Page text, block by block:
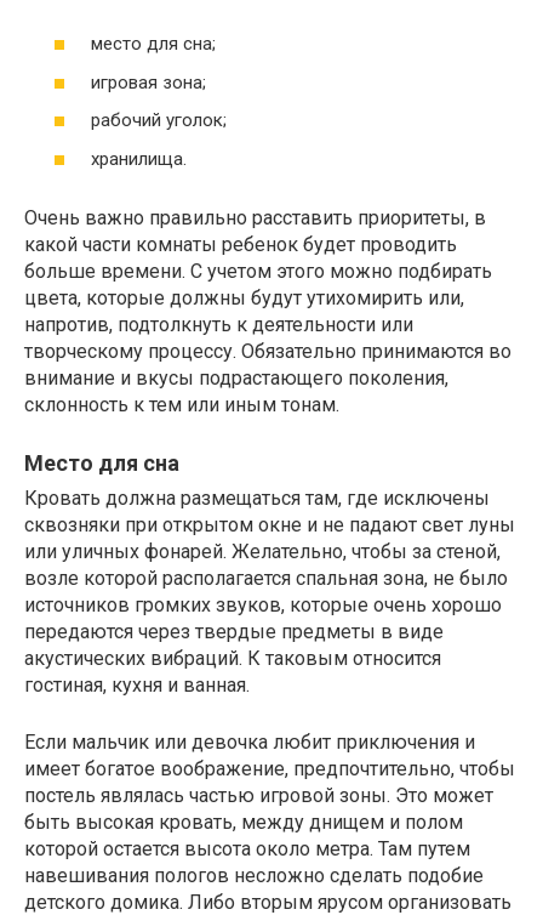
место для сна;
игровая зона;
рабочий уголок;
хранилища.
Очень важно правильно расставить приоритеты, в
какой части комнаты ребенок будет проводить
больше времени. С учетом этого можно подбирать
цвета, которые должны будут утихомирить или,
напротив, подтолкнуть к деятельности или
творческому процессу. Обязательно принимаются во
внимание и вкусы подрастающего поколения,
склонность к тем или иным тонам.
Место для сна
Кровать должна размещаться там, где исключены
сквозняки при открытом окне и не падают свет луны
или уличных фонарей. Желательно, чтобы за стеной,
возле которой располагается спальная зона, не было
источников громких звуков, которые очень хорошо
передаются через твердые предметы в виде
акустических вибраций. К таковым относится
гостиная, кухня и ванная.
Если мальчик или девочка любит приключения и
имеет богатое воображение, предпочтительно, чтобы
постель являлась частью игровой зоны. Это может
быть высокая кровать, между днищем и полом
которой остается высота около метра. Там путем
навешивания пологов несложно сделать подобие
детского домика. Либо вторым ярусом организовать